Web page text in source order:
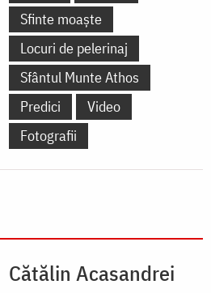
Sfinte moaște
Locuri de pelerinaj
Sfântul Munte Athos
Predici
Video
Fotografii
Cătălin Acasandrei